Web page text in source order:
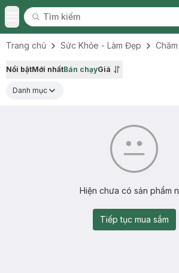
Toggle Menu
Tìm kiếm
Tìm kiếm
Trang chủ Sức Khỏe - Làm Đẹp
Nổi bậtMới nhấtBán chạyGiá
Danh mục
Hiện chưa có sản phẩm
Tiếp tục mua sắm